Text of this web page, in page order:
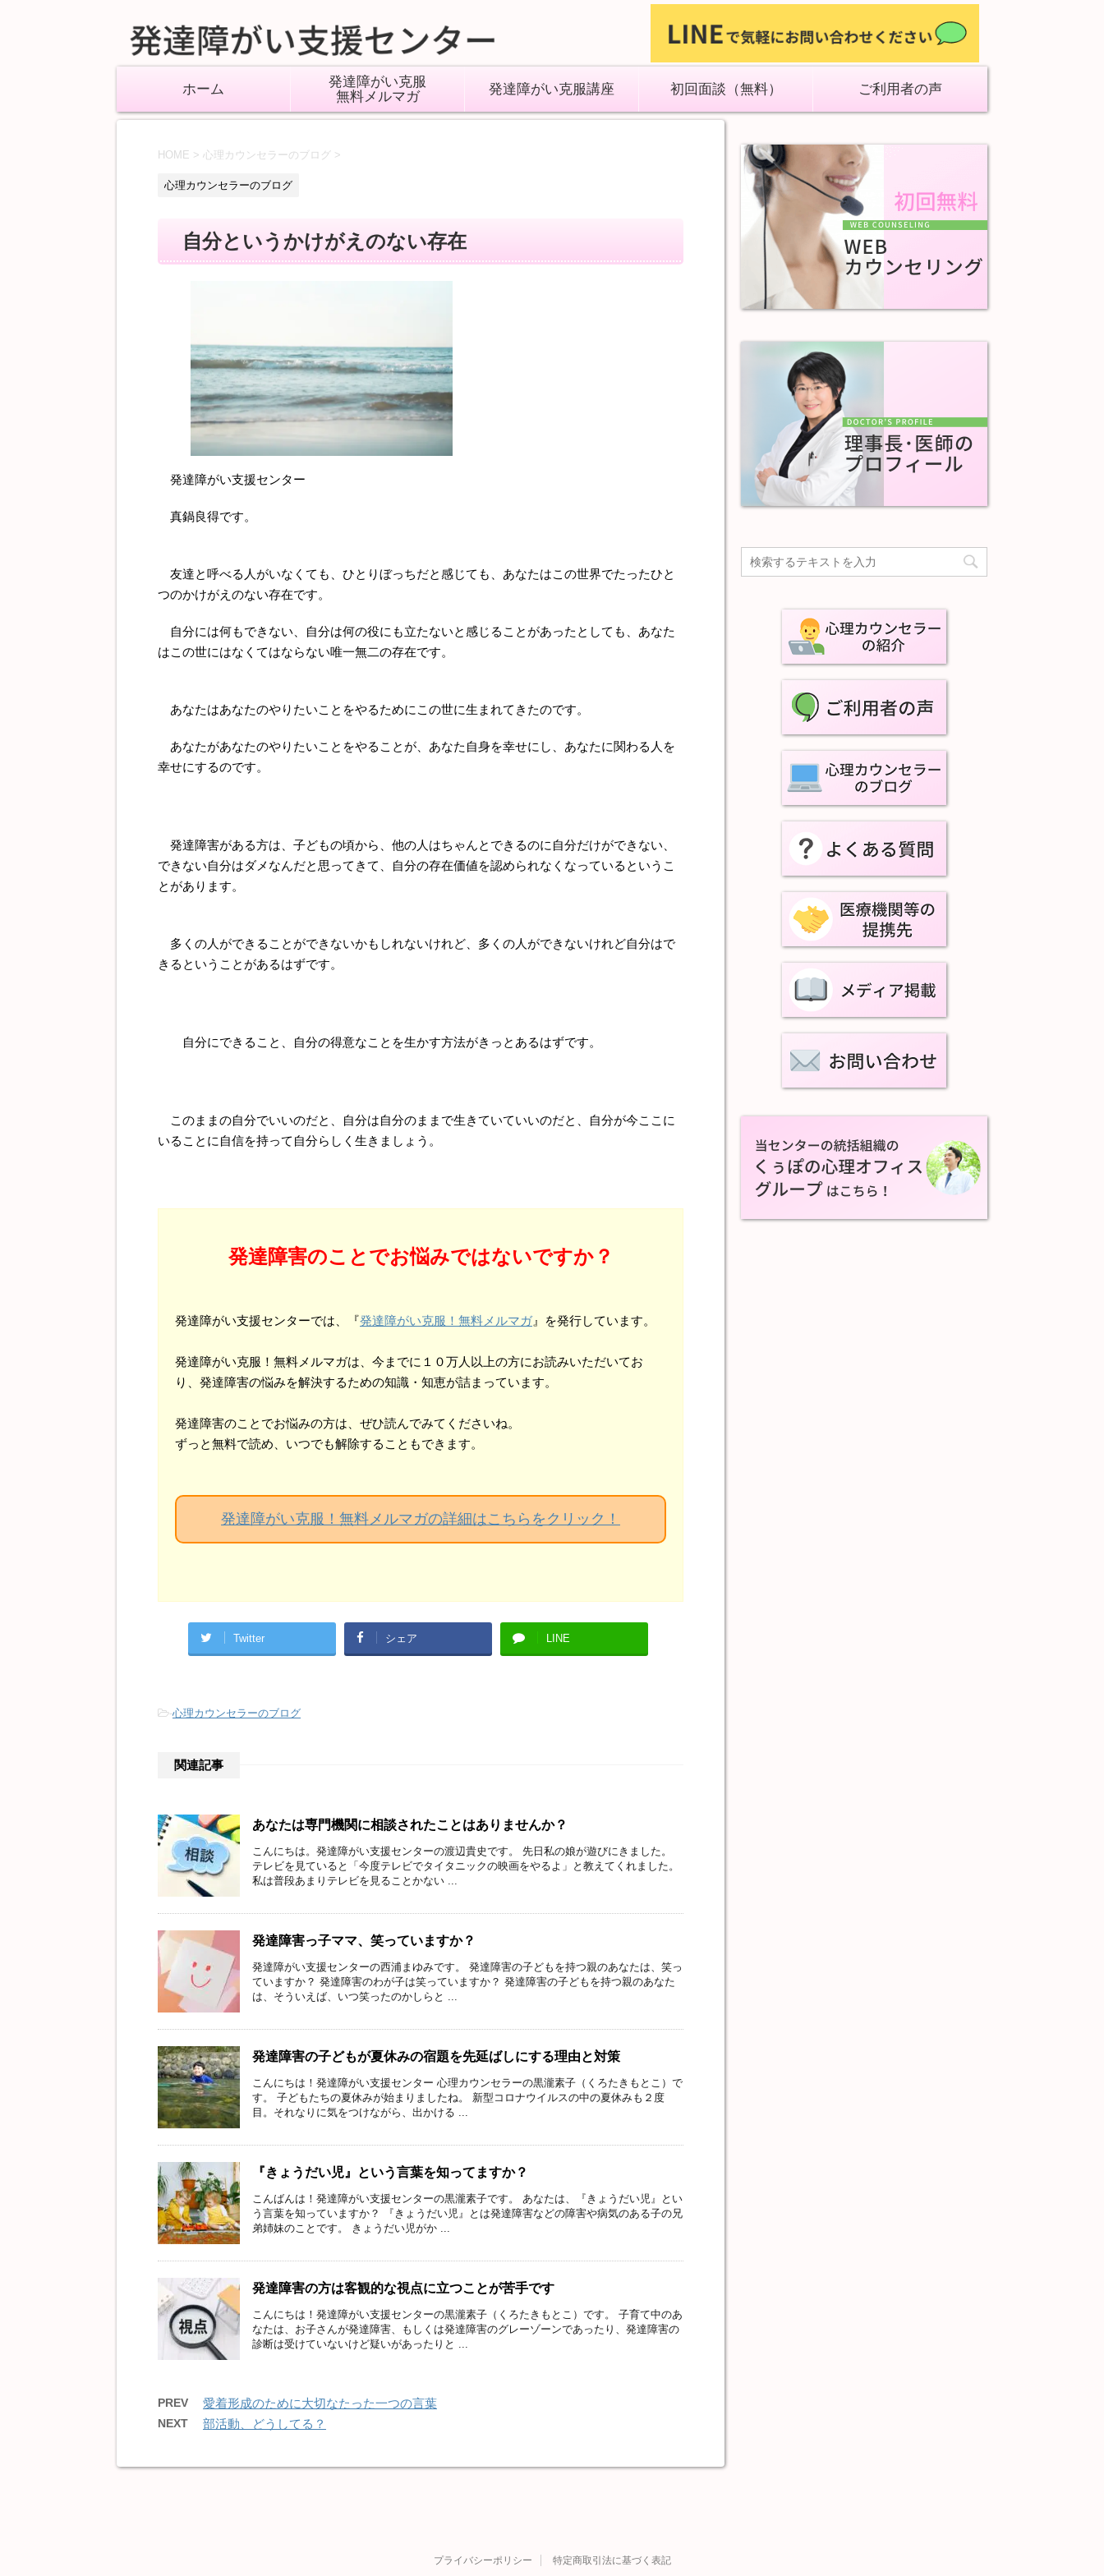
ホーム
発達障がい克服
無料メルマガ
発達障がい克服講座 初回面談（無料） ご利用者の声
HOME > 心理カウンセラーのブログ >
心理カウンセラーのブログ
自分というかけがえのない存在
発達障がい支援センター
真鍋良得です。
友達と呼べる人がいなくても、ひとりぼっちだと感じても、あなたはこの世界でたったひと
つのかけがえのない存在です。
自分には何もできない、自分は何の役にも立たないと感じることがあったとしても、あなた
はこの世にはなくてはならない唯一無二の存在です。
あなたはあなたのやりたいことをやるためにこの世に生まれてきたのです。
あなたがあなたのやりたいことをやることが、あなた自身を幸せにし、あなたに関わる人を
幸せにするのです。
発達障害がある方は、子どもの頃から、他の人はちゃんとできるのに自分だけができない、
できない自分はダメなんだと思ってきて、自分の存在価値を認められなくなっているというこ
とがあります。
多くの人ができることができないかもしれないけれど、多くの人ができないけれど自分はで
きるということがあるはずです。
自分にできること、自分の得意なことを生かす方法がきっとあるはずです。
このままの自分でいいのだと、自分は自分のままで生きていていいのだと、自分が今ここに
いることに自信を持って自分らしく生きましょう。
発達障害のことでお悩みではないですか？
発達障がい支援センターでは、『発達障がい克服！無料メルマガ 』を発行しています。
発達障がい克服！無料メルマガは、今までに１０万人以上の方にお読みいただいてお
り、発達障害の悩みを解決するための知識・知恵が詰まっています。
発達障害のことでお悩みの方は、ぜひ読んでみてくださいね。
ずっと無料で読め、いつでも解除することもできます。
発達障がい克服！無料メルマガの詳細はこちらをクリック！
Twitter シェア LINE
-心理カウンセラーのブログ
関連記事
あなたは専門機関に相談されたことはありませんか？
こんにちは。発達障がい支援センターの渡辺貴史です。 先日私の娘が遊びにきました。
テレビを見ていると「今度テレビでタイタニックの映画をやるよ」と教えてくれました。
私は普段あまりテレビを見ることかない ...
発達障害っ子ママ、笑っていますか？
発達障がい支援センターの西浦まゆみです。 発達障害の子どもを持つ親のあなたは、笑っ
ていますか？ 発達障害のわが子は笑っていますか？ 発達障害の子どもを持つ親のあなた
は、そういえば、いつ笑ったのかしらと ...
発達障害の子どもが夏休みの宿題を先延ばしにする理由と対策
こんにちは！発達障がい支援センター 心理カウンセラーの黒瀧素子（くろたきもとこ）で
す。 子どもたちの夏休みが始まりましたね。 新型コロナウイルスの中の夏休みも２度
目。それなりに気をつけながら、出かける ...
『きょうだい児』という言葉を知ってますか？
こんばんは！発達障がい支援センターの黒瀧素子です。 あなたは、『きょうだい児』とい
う言葉を知っていますか？ 『きょうだい児』とは発達障害などの障害や病気のある子の兄
弟姉妹のことです。 きょうだい児がか ...
発達障害の方は客観的な視点に立つことが苦手です
こんにちは！発達障がい支援センターの黒瀧素子（くろたきもとこ）です。 子育て中のあ
なたは、お子さんが発達障害、もしくは発達障害のグレーゾーンであったり、発達障害の
診断は受けていないけど疑いがあったりと ...
PREV 愛着形成のために大切なたった一つの言葉
NEXT 部活動、どうしてる？
プライバシーポリシー 特定商取引法に基づく表記